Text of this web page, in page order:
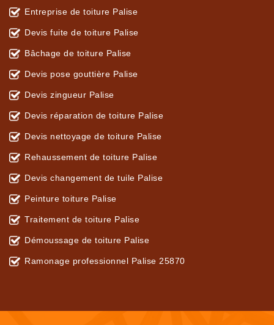
Entreprise de toiture Palise
Devis fuite de toiture Palise
Bâchage de toiture Palise
Devis pose gouttière Palise
Devis zingueur Palise
Devis réparation de toiture Palise
Devis nettoyage de toiture Palise
Rehaussement de toiture Palise
Devis changement de tuile Palise
Peinture toiture Palise
Traitement de toiture Palise
Démoussage de toiture Palise
Ramonage professionnel Palise 25870